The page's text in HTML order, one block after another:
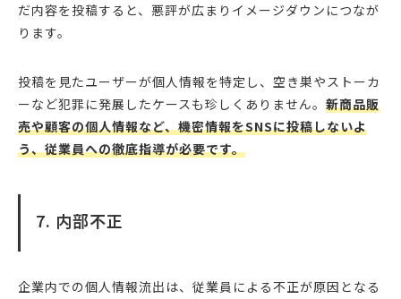
だ内容を投稿すると、悪評が広まりイメージダウンにつなが
ります。
投稿を見たユーザーが個人情報を特定し、空き巣やストーカ
ーなど犯罪に発展したケースも珍しくありません。 新商品販
売や顧客の個人情報など、機密情報をSNSに投稿しないよ
う、従業員への徹底指導が必要です。
7. 内部不正
企業内での個人情報流出は、従業員による不正が原因となる